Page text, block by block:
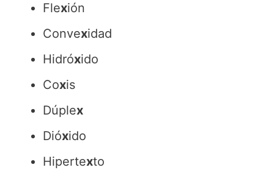
Flexión
Convexidad
Hidróxido
Coxis
Dúplex
Dióxido
Hipertexto